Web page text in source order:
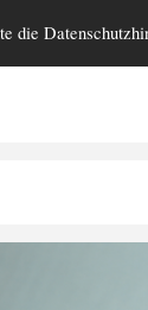
die